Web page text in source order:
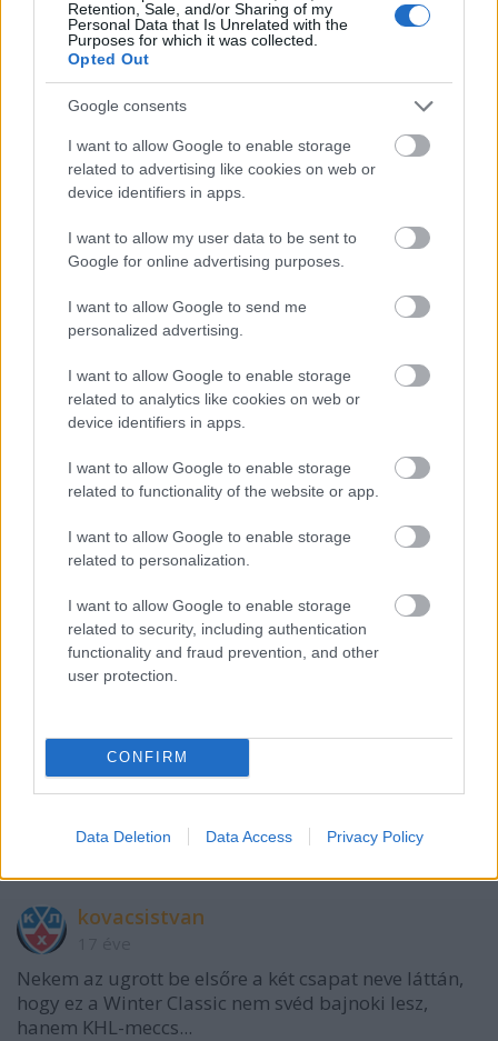
Retention, Sale, and/or Sharing of my
Personal Data that Is Unrelated with the
Purposes for which it was collected.
Opted Out
Google consents
I want to allow Google to enable storage
related to advertising like cookies on web or
device identifiers in apps.
I want to allow my user data to be sent to
Google for online advertising purposes.
I want to allow Google to send me
personalized advertising.
I want to allow Google to enable storage
related to analytics like cookies on web or
device identifiers in apps.
I want to allow Google to enable storage
related to functionality of the website or app.
I want to allow Google to enable storage
related to personalization.
I want to allow Google to enable storage
related to security, including authentication
functionality and fraud prevention, and other
user protection.
CONFIRM
Data Deletion Data Access Privacy Policy
Video Tóni
17 éve
Nem lehetne itthon is csinálni egy Fradi-Újpestet a
Kisstadionban?
1nf3rn0
Simán lehetne mobil jégpálya használatával a
jövőre :D mondjuk egy Újpest-Fradit
1nf3rn0
17 éve
Na ez a szurkolótáboron belüli telepátia :)
Video Tóni
17 éve
A január 2.-i időpont jó is lenne!
Szervezzétek Jászberéybe a meccset amíg nincs
befedve az uj pályánk :) Igaz még a lelátok alapjait is
lenne egy ilyen gálameccs :D
kovacsistvan
Nekem az ugrott be elsőre a két csapat neve láttán,
hogy ez a Winter Classic nem svéd bajnoki lesz,
hanem KHL-meccs...